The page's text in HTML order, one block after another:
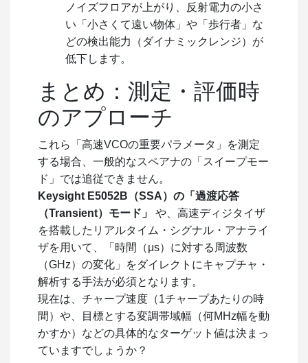
ノイズフロアが上がり、反射電力の小さ
い「小さくて遠い物体」や「歩行者」な
どの検出能力（ダイナミックレンジ）が
低下します。
まとめ：測定・評価時
のアプローチ
これら「高速VCOの重要パラメータ」を測定
する場合、一般的なスペアナの「スイープモー
ド」では追従できません。
Keysight E5052B（SSA）の「過渡応答
（Transient）モード」
や、高速ディジタイザ
を搭載したリアルタイム・シグナル・アナライ
ザを用いて、「時間（μs）に対する周波数
（GHz）の変化」をダイレクトにキャプチャ・
解析する手法が必須となります。
現在は、チャープ速度（1チャープあたりの時
間）や、目標とする変調帯域幅（何MHz幅を動
かすか）などの具体的なターゲット値は決まっ
ていますでしょうか？